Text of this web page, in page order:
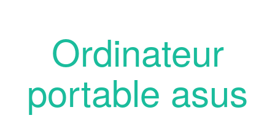
Ordinateur
portable asus